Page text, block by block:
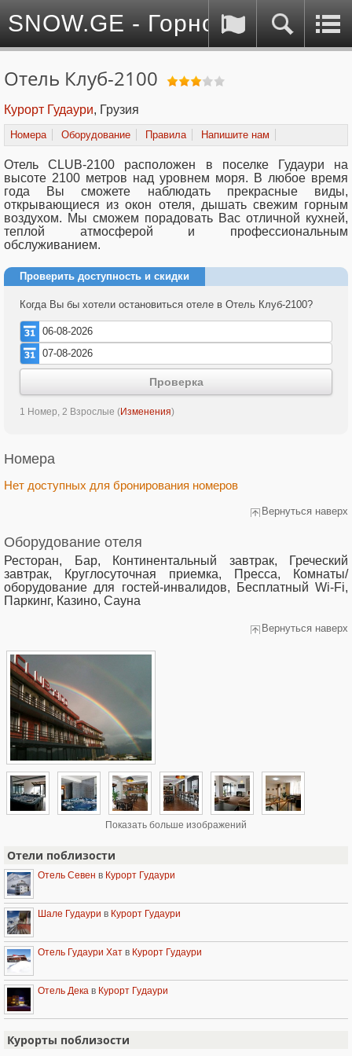
SNOW.GE - Горнолыжные
Отель Клуб-2100
Курорт Гудаури, Грузия
Номера Оборудование Правила Напишите нам
Отель CLUB-2100 расположен в поселке Гудаури на
высоте 2100 метров над уровнем моря. В любое время
года Вы сможете наблюдать прекрасные виды,
открывающиеся из окон отеля, дышать свежим горным
воздухом. Мы сможем порадовать Вас отличной кухней,
теплой атмосферой и профессиональным
обслуживанием.
Проверить доступность и скидки
Когда Вы бы хотели остановиться отеле в Отель Клуб-2100?
Проверка
1 Номер, 2 Взрослые (Изменения)
Номера
Нет доступных для бронирования номеров
Вернуться наверх
Оборудование отеля
Ресторан, Бар, Континентальный завтрак, Греческий
завтрак, Круглосуточная приемка, Пресса, Комнаты/
оборудование для гостей-инвалидов, Бесплатный Wi-Fi,
Паркинг, Казино, Сауна
Вернуться наверх
Показать больше изображений
Отели поблизости
Отель Севен в Курорт Гудаури
Шале Гудаури в Курорт Гудаури
Отель Гудаури Хат в Курорт Гудаури
Отель Дека в Курорт Гудаури
Курорты поблизости